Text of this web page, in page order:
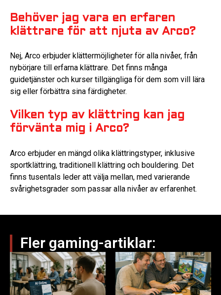
Behöver jag vara en erfaren
klättrare för att njuta av Arco?
Nej, Arco erbjuder klättermöjligheter för alla nivåer, från
nybörjare till erfarna klättrare. Det finns många
guidetjänster och kurser tillgängliga för dem som vill lära
sig eller förbättra sina färdigheter.
Vilken typ av klättring kan jag
förvänta mig i Arco?
Arco erbjuder en mängd olika klättringstyper, inklusive
sportklättring, traditionell klättring och bouldering. Det
finns tusentals leder att välja mellan, med varierande
svårighetsgrader som passar alla nivåer av erfarenhet.
Fler gaming-artiklar: